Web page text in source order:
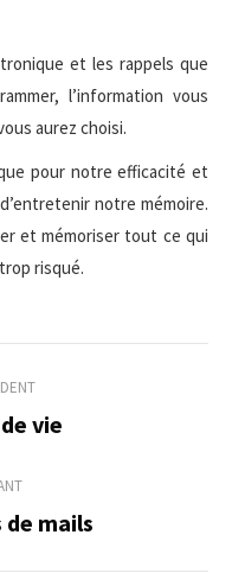
et les rappels que
l’information vous
aurez choisi.
pour notre efficacité et
notre mémoire.
et mémoriser tout ce qui
risqué.
vie
de mails